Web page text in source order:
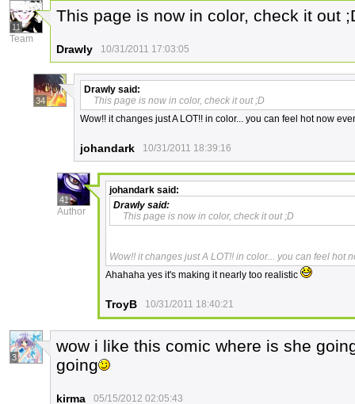
11
Team
This page is now in color, check it out
Drawly 10/31/2011 17:03:05
34
Drawly said:
This page is now in color, check it out ;D
Wow!! it changes just A LOT!! in color... you can feel hot now
johandark 10/31/2011 18:39:16
41
Author
johandark said:
Drawly said:
This page is now in color, check it out ;D
Wow!! it changes just A LOT!! in color... you can feel hot
Ahahaha yes it's making it nearly too realistic
TroyB 10/31/2011 18:40:21
3
wow i like this comic where is she
going
kirma 05/15/2012 02:05:43